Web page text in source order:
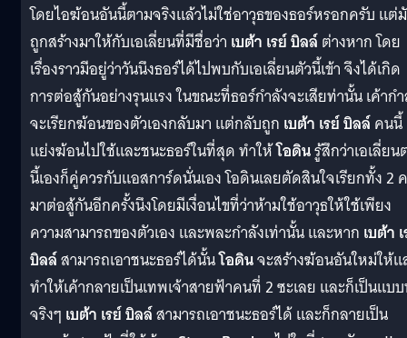
โดยไอฆ้อนอันนี้ตามจริงแล้วไม่ใช่อาวุธของธอร์หรอกครับ แต่
ถูกสร้างมาให้กับเอเลี่ยนที่มีชื่อว่า เบต้า เรย์ บิลล์ต่างหาก โดย
เรื่องราวมีอยู่ว่าวันนึงธอร์ได้ไปพบกับเอเลี่ยนตัวนี้เข้า จึงได้เกิด
การต่อสู้กันอย่างรุนแรง ในขณะที่ธอร์กำลังจะเสียท่านั้น เค้าก
จะเรียกฆ้อนของตัวเองกลับมา แต่กลับถูก เบต้า เรย์ บิลล์คนนี้
แย่งฆ้อนไปใช้และชนะธอร์ในที่สุด ทำให้โอดินรู้สึกว่าเอเลี่ย
นี้เองก็คู่ควรกับแอสการ์ดนั่นเอง โอดินเลยตัดสินใจเรียกทั้ง 2
มาต่อสู้กันอีกครั้งนึงโดยมีเงื่อนไขที่ว่าห้ามใช้อาวุธให้ใช้เพียง
ความสามารถของตัวเอง และพละกำลังเท่านั้น และหาก เบต้า
บิลล์สามารถเอาชนะธอร์ได้นั้นโอดินจะสร้างฆ้อนอันใหม่ให้แ
ทำให้เค้ากลายเป็นเทพเจ้าสายฟ้าคนที่ 2 ซะเลย และก็เป็นแบ
จริงๆ เบต้า เรย์ บิลล์สามารถเอาชนะธอร์ได้ และก็กลายเป็น